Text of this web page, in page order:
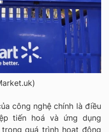
công nghệ chính là điều
tiến hoá và ứng dụng
quá trình hoạt động